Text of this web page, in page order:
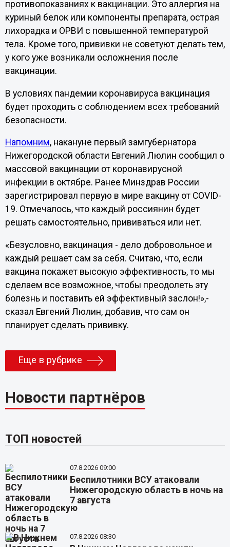
противопоказаниях к вакцинации. Это аллергия на
куриный белок или компоненты препарата, острая
лихорадка и ОРВИ с повышенной температурой
тела. Кроме того, прививки не советуют делать тем,
у кого уже возникали осложнения после
вакцинации.
В условиях пандемии коронавируса вакцинация
будет проходить с соблюдением всех требований
безопасности.
Напомним, накануне первый замгубернатора
Нижегородской области Евгений Люлин сообщил о
массовой вакцинации от коронавирусной
инфекции в октябре. Ранее Минздрав России
зарегистрировал первую в мире вакцину от COVID-
19. Отмечалось, что каждый россиянин будет
решать самостоятельно, прививаться или нет.
«Безусловно, вакцинация - дело добровольное и
каждый решает сам за себя. Считаю, что, если
вакцина покажет высокую эффективность, то мы
сделаем все возможное, чтобы преодолеть эту
болезнь и поставить ей эффективный заслон!»,-
сказал Евгений Люлин, добавив, что сам он
планирует сделать прививку.
Еще в рубрике
Новости партнёров
ТОП новостей
07.8.2026 09:00
Беспилотники ВСУ атаковали
Нижегородскую область в ночь на
7 августа
07.8.2026 08:30